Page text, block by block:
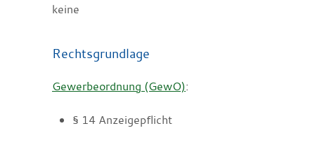
keine
Rechtsgrundlage
Gewerbeordnung (GewO):
§ 14 Anzeigepflicht